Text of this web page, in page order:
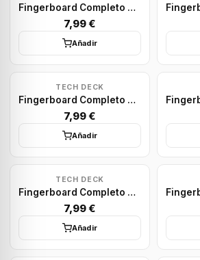
Fingerboard Completo Tech Deck: Finesse Rider
7,99 €
Añadir
TECH DECK
Fingerboard Completo Tech Deck: Thank You
7,99 €
Añadir
TECH DECK
Fingerboard Completo Tech Deck: Hoops Stevie
7,99 €
Añadir